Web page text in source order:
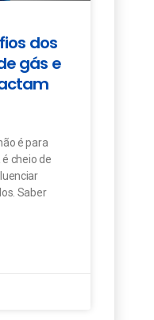
dos
gás e
é para
é cheio de
Saber